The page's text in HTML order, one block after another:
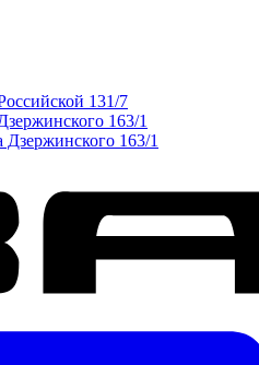
131/7
163/1
Дзержинского 163/1